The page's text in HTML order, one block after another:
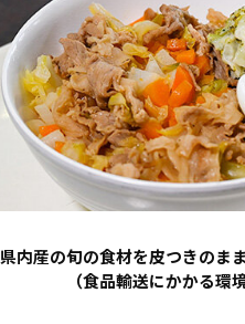
県内産の旬の食材を皮つきのま
（食品輸送にかかる